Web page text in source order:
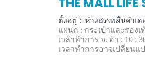
ตั้งอยู่ : ห้างสรรพสินค้าเ
แผนก : กระเป๋าและรองเ
เวลาทำการ จ. อา : 10 :
เวลาทำการอาจเปลี่ยน